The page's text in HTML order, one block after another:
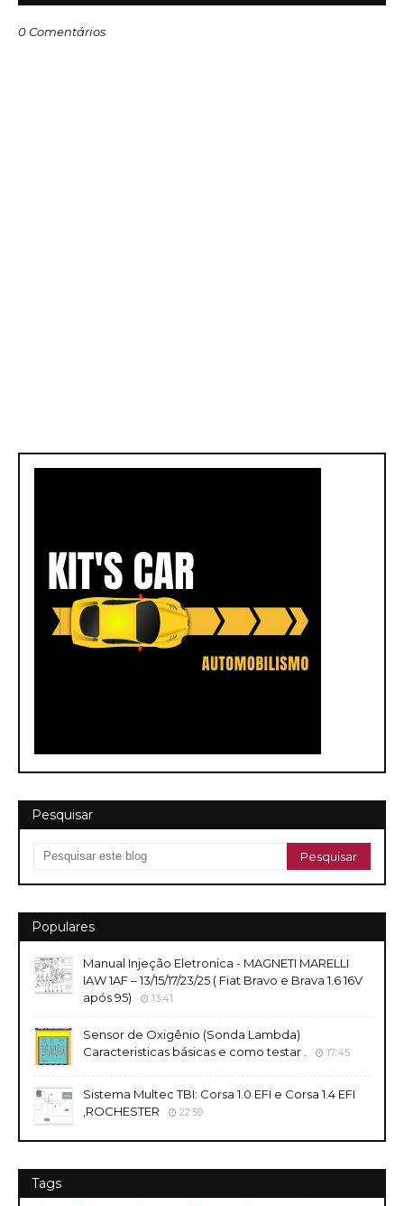
0 Comentários
Pesquisar
Populares
Manual Injeção Eletronica - MAGNETI MARELLI
IAW 1AF – 13/15/17/23/25 ( Fiat Bravo e Brava 1.6 16V
após 95)
13:41
Sensor de Oxigênio (Sonda Lambda)
Caracteristicas básicas e como testar .
17:45
Sistema Multec TBI: Corsa 1.0 EFI e Corsa 1.4 EFI
,ROCHESTER
22:59
Tags